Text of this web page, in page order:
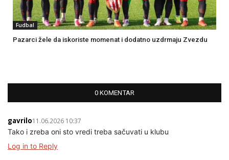
Fudbal
Pazarci žele da iskoriste momenat i dodatno uzdrmaju Zvezdu
0 KOMENTAR
gavrilo11.06.2026 10:37
Tako i zreba oni sto vredi treba sačuvati u klubu
Log in to Reply